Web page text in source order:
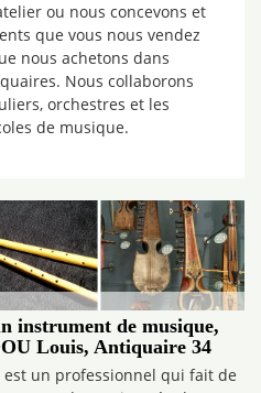
ou nous concevons et
que vous nous vendez
nous achetons dans
Nous collaborons
orchestres et les
de musique.
instrument de musique,
Louis, Antiquaire 34
est un professionnel qui fait de